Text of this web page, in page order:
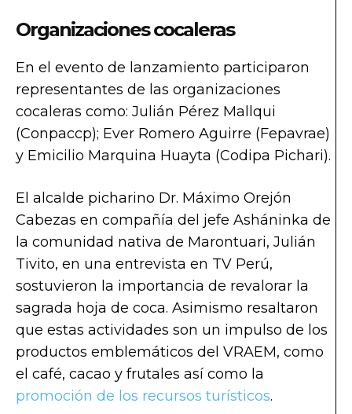
Organizaciones cocaleras
En el evento de lanzamiento participaron
representantes de las organizaciones
cocaleras como: Julián Pérez Mallqui
(Conpaccp); Ever Romero Aguirre (Fepavrae)
y Emicilio Marquina Huayta (Codipa Pichari).
El alcalde picharino Dr. Máximo Orejón
Cabezas en compañía del jefe Asháninka de
la comunidad nativa de Marontuari, Julián
Tivito, en una entrevista en TV Perú,
sostuvieron la importancia de revalorar la
sagrada hoja de coca. Asimismo resaltaron
que estas actividades son un impulso de los
productos emblemáticos del VRAEM, como
el café, cacao y frutales así como la
promoción de los recursos turísticos.